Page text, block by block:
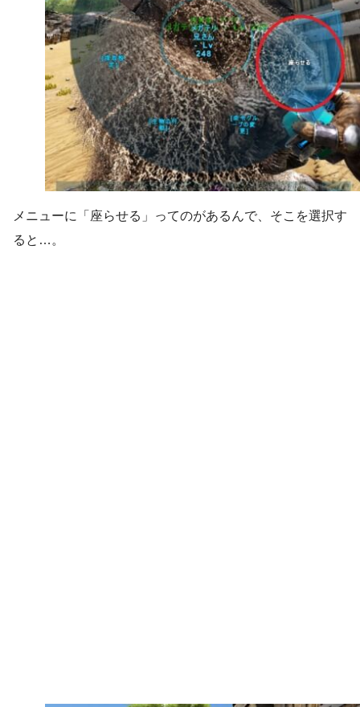
メニューに「座らせる」ってのがあるんで、そこを選択す
ると…。